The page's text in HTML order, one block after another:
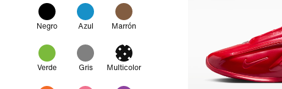
Negro Azul Marrón
Verde Gris Multicolor